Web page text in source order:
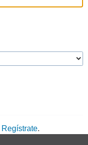
Regístrate.